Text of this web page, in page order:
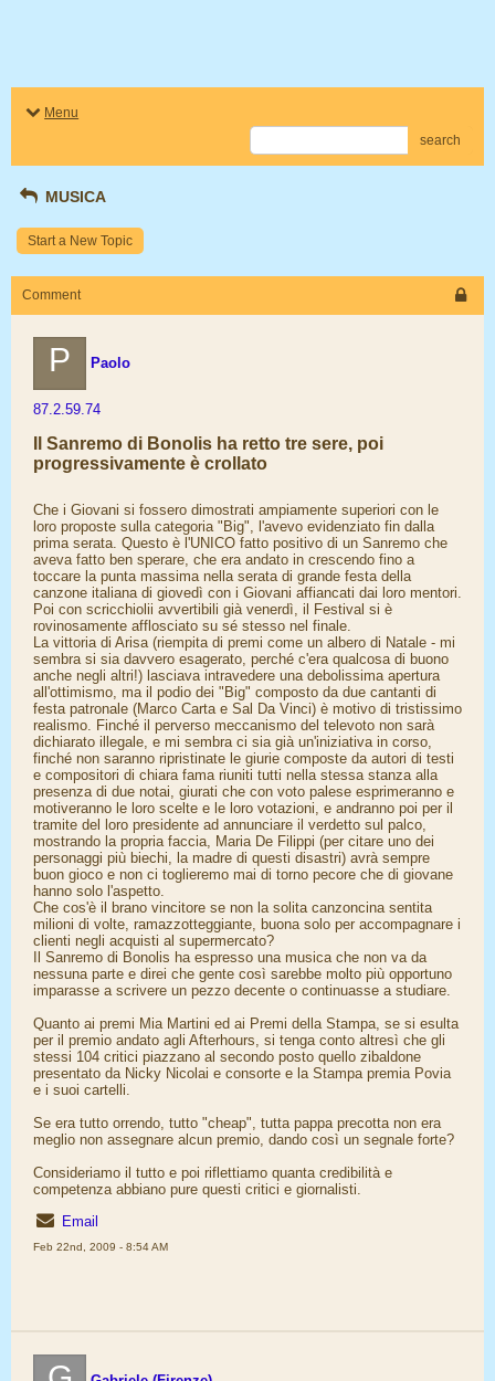
Menu
search
MUSICA
Start a New Topic
Comment
P Paolo
87.2.59.74
Il Sanremo di Bonolis ha retto tre sere, poi
progressivamente è crollato
Che i Giovani si fossero dimostrati ampiamente superiori con le
loro proposte sulla categoria "Big", l'avevo evidenziato fin dalla
prima serata. Questo è l'UNICO fatto positivo di un Sanremo che
aveva fatto ben sperare, che era andato in crescendo fino a
toccare la punta massima nella serata di grande festa della
canzone italiana di giovedì con i Giovani affiancati dai loro mentori.
Poi con scricchiolii avvertibili già venerdì, il Festival si è
rovinosamente afflosciato su sé stesso nel finale.
La vittoria di Arisa (riempita di premi come un albero di Natale - mi
sembra si sia davvero esagerato, perché c'era qualcosa di buono
anche negli altri!) lasciava intravedere una debolissima apertura
all'ottimismo, ma il podio dei "Big" composto da due cantanti di
festa patronale (Marco Carta e Sal Da Vinci) è motivo di tristissimo
realismo. Finché il perverso meccanismo del televoto non sarà
dichiarato illegale, e mi sembra ci sia già un'iniziativa in corso,
finché non saranno ripristinate le giurie composte da autori di testi
e compositori di chiara fama riuniti tutti nella stessa stanza alla
presenza di due notai, giurati che con voto palese esprimeranno e
motiveranno le loro scelte e le loro votazioni, e andranno poi per il
tramite del loro presidente ad annunciare il verdetto sul palco,
mostrando la propria faccia, Maria De Filippi (per citare uno dei
personaggi più biechi, la madre di questi disastri) avrà sempre
buon gioco e non ci toglieremo mai di torno pecore che di giovane
hanno solo l'aspetto.
Che cos'è il brano vincitore se non la solita canzoncina sentita
milioni di volte, ramazzotteggiante, buona solo per accompagnare i
clienti negli acquisti al supermercato?
Il Sanremo di Bonolis ha espresso una musica che non va da
nessuna parte e direi che gente così sarebbe molto più opportuno
imparasse a scrivere un pezzo decente o continuasse a studiare.
Quanto ai premi Mia Martini ed ai Premi della Stampa, se si esulta
per il premio andato agli Afterhours, si tenga conto altresì che gli
stessi 104 critici piazzano al secondo posto quello zibaldone
presentato da Nicky Nicolai e consorte e la Stampa premia Povia
e i suoi cartelli.
Se era tutto orrendo, tutto "cheap", tutta pappa precotta non era
meglio non assegnare alcun premio, dando così un segnale forte?
Consideriamo il tutto e poi riflettiamo quanta credibilità e
competenza abbiano pure questi critici e giornalisti.
Email
Feb 22nd, 2009 - 8:54 AM